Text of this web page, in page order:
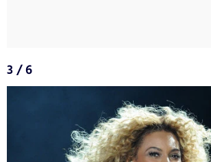
3 / 6